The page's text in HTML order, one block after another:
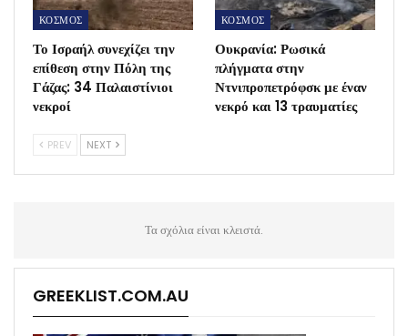
ΚΟΣΜΟΣ
Το Ισραήλ συνεχίζει την
επίθεση στην Πόλη της
Γάζας: 34 Παλαιστίνιοι
νεκροί
ΚΟΣΜΟΣ
Ουκρανία: Ρωσικά
πλήγματα στην
Ντνιπροπετρόφσκ με έναν
νεκρό και 13 τραυματίες
PREV NEXT
Τα σχόλια είναι κλειστά.
GREEKLIST.COM.AU